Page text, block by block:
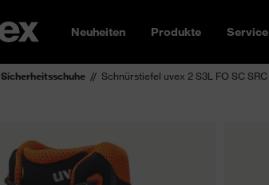
Neuheiten Produkte Service
Sicherheitsschuhe Schnürstiefel uvex 2 S3L FO SC SRC